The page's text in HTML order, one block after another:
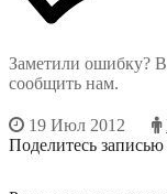
Заметили ошибку?
сообщить нам.
19 Июл 2012
Поделитесь записью